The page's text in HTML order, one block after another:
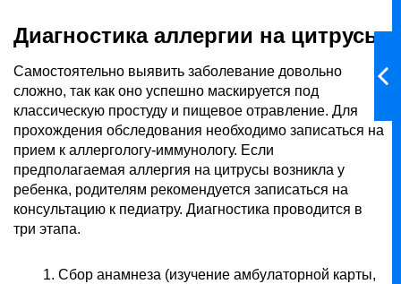
Диагностика аллергии на цитрусы
Самостоятельно выявить заболевание довольно
сложно, так как оно успешно маскируется под
классическую простуду и пищевое отравление. Для
прохождения обследования необходимо записаться на
прием к аллергологу-иммунологу. Если
предполагаемая аллергия на цитрусы возникла у
ребенка, родителям рекомендуется записаться на
консультацию к педиатру. Диагностика проводится в
три этапа.
Сбор анамнеза (изучение амбулаторной карты,